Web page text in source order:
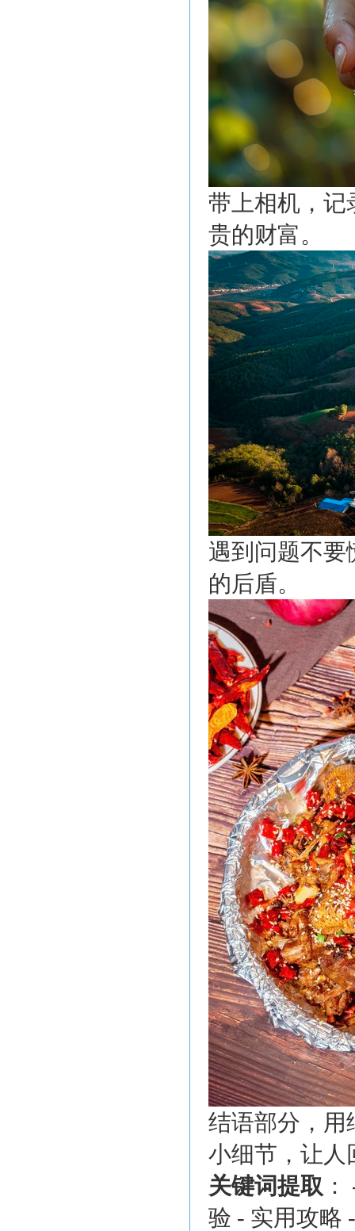
带上相机，记
贵的财富。
遇到问题不要
的后盾。
结语部分，用
小细节，让人
关键词提取
验 - 实用攻略